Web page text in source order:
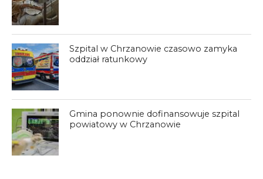
Szpital w Chrzanowie czasowo zamyka
oddział ratunkowy
Gmina ponownie dofinansowuje szpital
powiatowy w Chrzanowie